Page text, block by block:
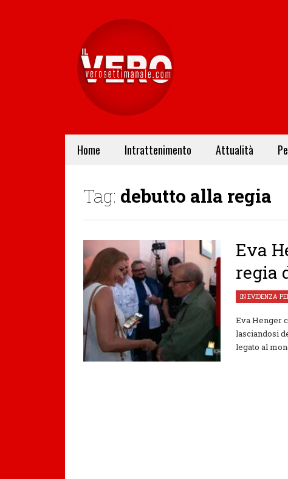
Home Intrattenimento Attualità
Tag: debutto alla regia
Eva
regia
IN EVIDENZA,
Eva Henger
lasciandosi
legato al